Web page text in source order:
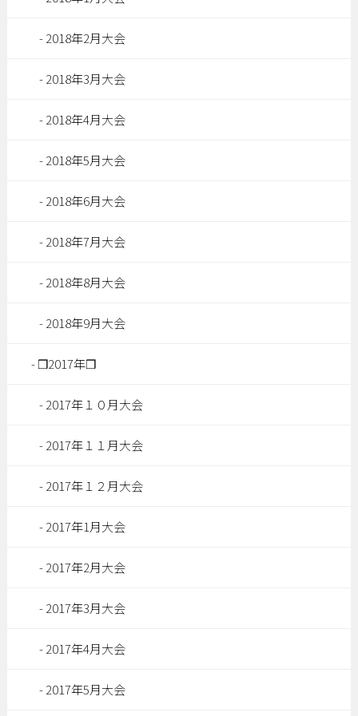
2018年2月大会
2018年3月大会
2018年4月大会
2018年5月大会
2018年6月大会
2018年7月大会
2018年8月大会
2018年9月大会
❒2017年❒
2017年１０月大会
2017年１１月大会
2017年１２月大会
2017年1月大会
2017年2月大会
2017年3月大会
2017年4月大会
2017年5月大会